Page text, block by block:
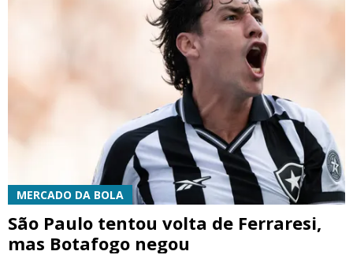
MERCADO DA BOLA
São Paulo tentou volta de Ferraresi,
mas Botafogo negou